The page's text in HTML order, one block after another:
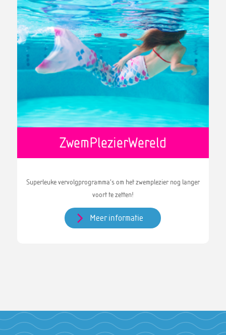
ZwemPlezierWereld
Superleuke vervolgprogramma’s om het zwemplezier nog langer
voort te zetten!
Meer informatie